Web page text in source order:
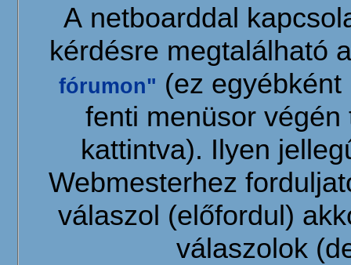
A netboarddal
kérdésre megtalálható
fórumon" (ez
fenti menüsor
kattintva). Ilyen
Webmesterhez
válaszol (előfordul)
válaszolok